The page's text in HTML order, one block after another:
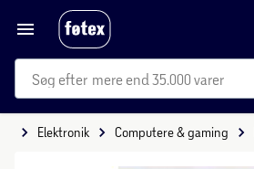
mere end 35.000 varer
Elektronik Computere & gaming